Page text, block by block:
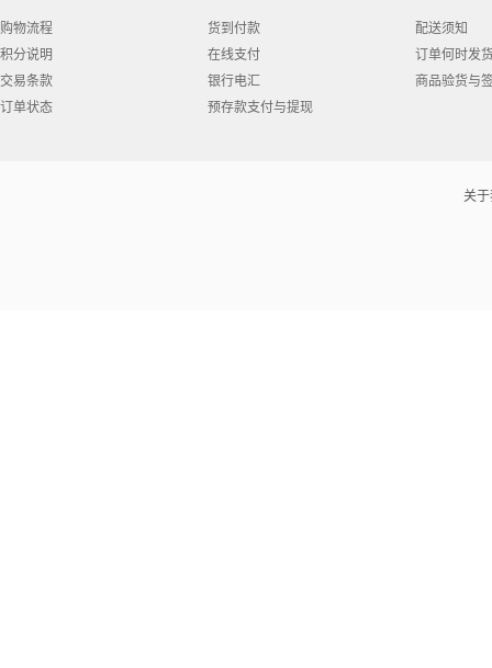
购物流程
积分说明
交易条款
订单状态
货到付款
在线支付
银行电汇
预存款支付与提现
配送须知
订单何时发
商品验货与
关